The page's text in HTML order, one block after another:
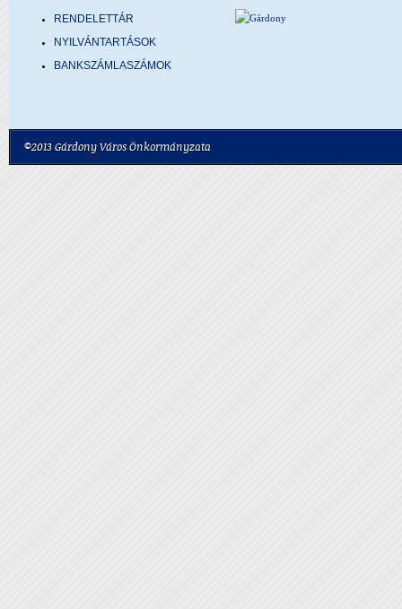
RENDELETTÁR
NYILVÁNTARTÁSOK
BANKSZÁMLASZÁMOK
©2013 Gárdony Város Önkormányzata